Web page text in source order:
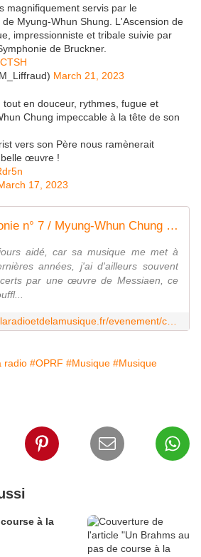
magnifiquement servis par le
de Myung-Whun Shung. L'Ascension de
impressionniste et tribale suivie par
de Bruckner.
March 21, 2023
en douceur, rythmes, fugue et
Chung impeccable à la tête de son
vers son Père nous ramènerait
œuvre !
17, 2023
Bruckner, Symphonie n° 7 / Myung-Whun Chung - Vendredi 17 mars 2023 - 20h00 Maison de la Radio et de la Musique - Auditorium
aidé, car sa musique me met à
années, j'ai d'ailleurs souvent
par une œuvre de Messiaen, ce
radio #OPRF #Musique #Musique
à la